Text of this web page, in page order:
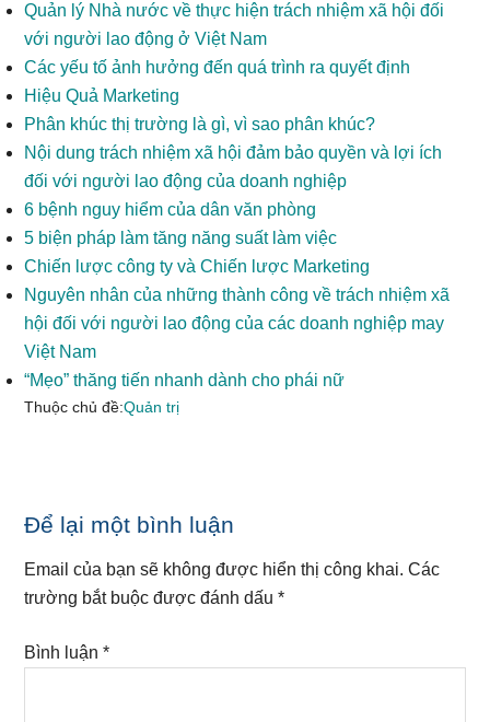
Quản lý Nhà nước về thực hiện trách nhiệm xã hội đối
với người lao động ở Việt Nam
Các yếu tố ảnh hưởng đến quá trình ra quyết định
Hiệu Quả Marketing
Phân khúc thị trường là gì, vì sao phân khúc?
Nội dung trách nhiệm xã hội đảm bảo quyền và lợi ích
đối với người lao động của doanh nghiệp
6 bệnh nguy hiểm của dân văn phòng
5 biện pháp làm tăng năng suất làm việc
Chiến lược công ty và Chiến lược Marketing
Nguyên nhân của những thành công về trách nhiệm xã
hội đối với người lao động của các doanh nghiệp may
Việt Nam
“Mẹo” thăng tiến nhanh dành cho phái nữ
Thuộc chủ đề:Quản trị
Reader
Interactions
Để lại một bình luận
Email của bạn sẽ không được hiển thị công khai. Các
trường bắt buộc được đánh dấu*
Bình luận*